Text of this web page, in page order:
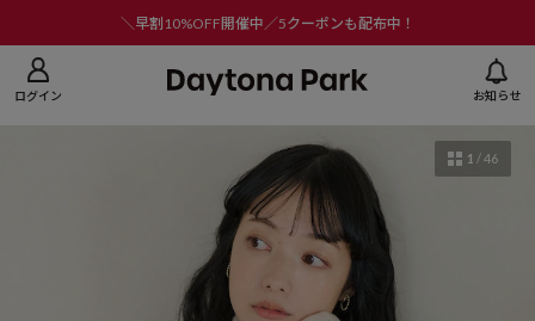
＼早割10%OFF開催中／5クーポンも配布中！
ログイン お知らせ
1 /46